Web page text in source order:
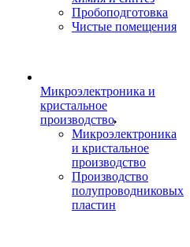
Пробоподготовка
Чистые помещения
Микроэлектроника и
кристальное
производство
Микроэлектроника
и кристальное
производство
Производство
полупроводниковых
пластин